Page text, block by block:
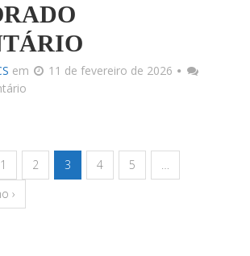
em
11 de fevereiro de 2026
1 2 3 4 5
…
›